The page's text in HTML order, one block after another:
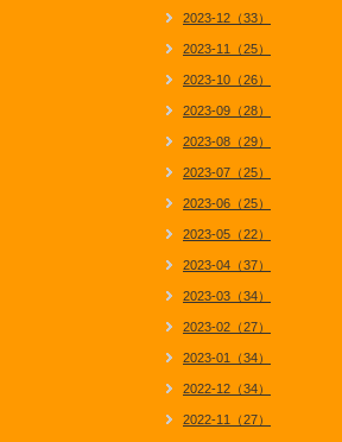
2023-12（33）
2023-11（25）
2023-10（26）
2023-09（28）
2023-08（29）
2023-07（25）
2023-06（25）
2023-05（22）
2023-04（37）
2023-03（34）
2023-02（27）
2023-01（34）
2022-12（34）
2022-11（27）